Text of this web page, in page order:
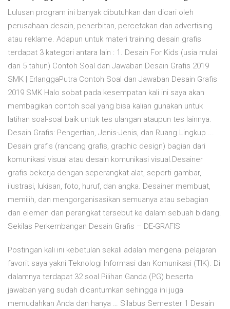
Lulusan program ini banyak dibutuhkan dan dicari oleh
perusahaan desain, penerbitan, percetakan dan advertising
atau reklame. Adapun untuk materi training desain grafis
terdapat 3 kategori antara lain : 1. Desain For Kids (usia mulai
dari 5 tahun) Contoh Soal dan Jawaban Desain Grafis 2019
SMK | ErlanggaPutra Contoh Soal dan Jawaban Desain Grafis
2019 SMK Halo sobat pada kesempatan kali ini saya akan
membagikan contoh soal yang bisa kalian gunakan untuk
latihan soal-soal baik untuk tes ulangan ataupun tes lainnya.
Desain Grafis: Pengertian, Jenis-Jenis, dan Ruang Lingkup ...
Desain grafis (rancang grafis, graphic design) bagian dari
komunikasi visual atau desain komunikasi visual.Desainer
grafis bekerja dengan seperangkat alat, seperti gambar,
ilustrasi, lukisan, foto, huruf, dan angka. Desainer membuat,
memilih, dan mengorganisasikan semuanya atau sebagian
dari elemen dan perangkat tersebut ke dalam sebuah bidang.
Sekilas Perkembangan Desain Grafis – DE-GRAFIS
Postingan kali ini kebetulan sekali adalah mengenai pelajaran
favorit saya yakni Teknologi Informasi dan Komunikasi (TIK). Di
dalamnya terdapat 32 soal Pilihan Ganda (PG) beserta
jawaban yang sudah dicantumkan sehingga ini juga
memudahkan Anda dan hanya … Silabus Semester 1 Desain